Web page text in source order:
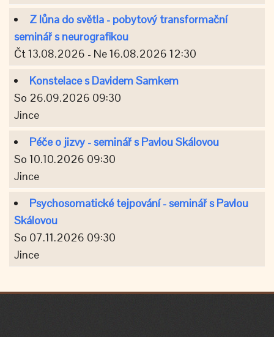
Z lůna do světla - pobytový transformační
seminář s neurografikou
Čt 13.08.2026 - Ne 16.08.2026 12:30
Konstelace s Davidem Samkem
So 26.09.2026 09:30
Jince
Péče o jizvy - seminář s Pavlou Skálovou
So 10.10.2026 09:30
Jince
Psychosomatické tejpování - seminář s Pavlou
Skálovou
So 07.11.2026 09:30
Jince